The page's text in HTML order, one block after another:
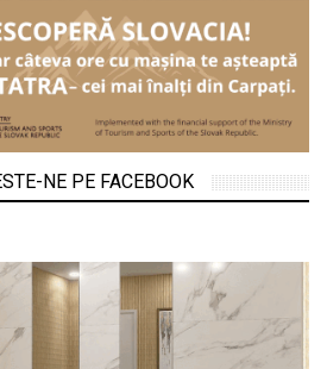
NE PE FACEBOOK